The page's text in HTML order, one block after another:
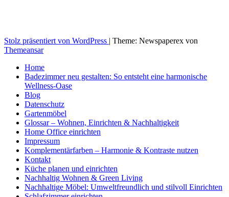
Stolz präsentiert von WordPress | Theme: Newspaperex von
Themeansar
Home
Badezimmer neu gestalten: So entsteht eine harmonische
Wellness-Oase
Blog
Datenschutz
Gartenmöbel
Glossar – Wohnen, Einrichten & Nachhaltigkeit
Home Office einrichten
Impressum
Komplementärfarben – Harmonie & Kontraste nutzen
Kontakt
Küche planen und einrichten
Nachhaltig Wohnen & Green Living
Nachhaltige Möbel: Umweltfreundlich und stilvoll Einrichten